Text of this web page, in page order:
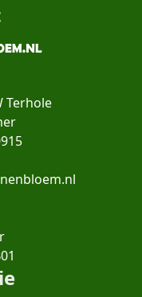
Terhole